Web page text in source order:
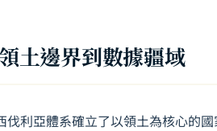
土邊界到數據疆域
利亞體系確立了以領土為核心的